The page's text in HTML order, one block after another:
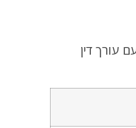
עורך דין